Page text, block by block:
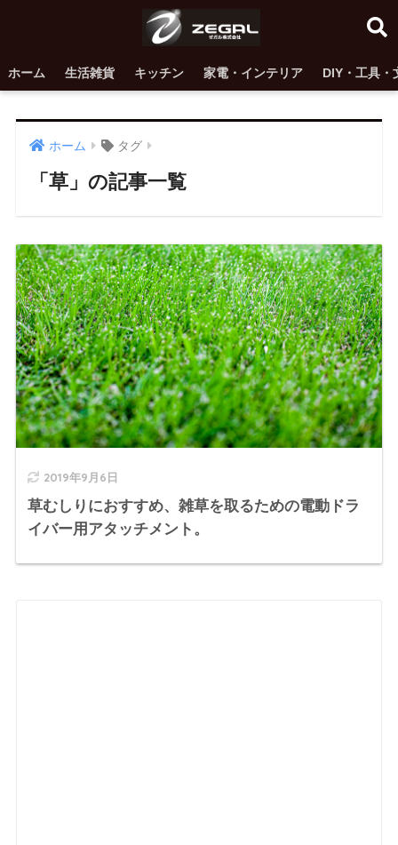
ホーム 生活雑貨 キッチン 家電・インテリア DIY・工具・
ホーム タグ
「草」の記事一覧
2019年9月6日
草むしりにおすすめ、雑草を取るための電動ドラ
イバー用アタッチメント。